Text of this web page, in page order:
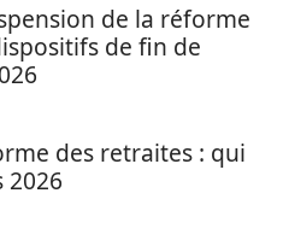
de la réforme
de fin de
des retraites : qui
2026